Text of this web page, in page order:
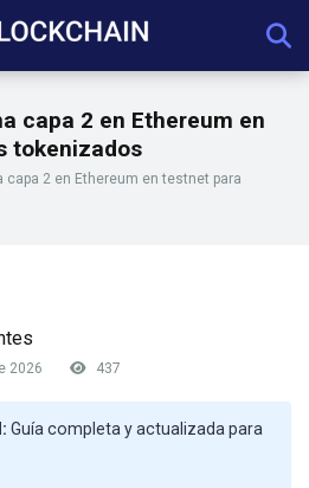
capa 2 en Ethereum en
tokenizados
capa 2 en Ethereum en testnet para
2026 437
Guía completa y actualizada para